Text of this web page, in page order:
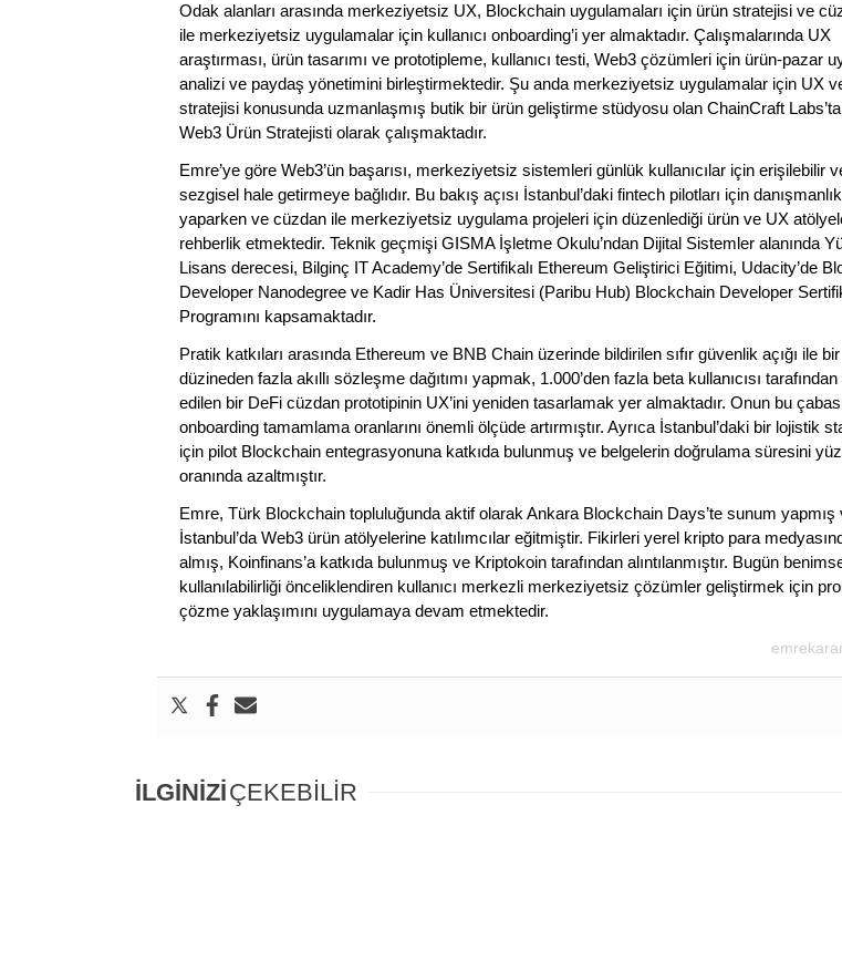
Odak alanları arasında merkeziyetsiz UX, Blockchain uygulamaları için ürün stratejisi ve
ile merkeziyetsiz uygulamalar için kullanıcı onboarding’i yer almaktadır. Çalışmalarında UX
araştırması, ürün tasarımı ve prototipleme, kullanıcı testi, Web3 çözümleri için ürün-pazar
analizi ve paydaş yönetimini birleştirmektedir. Şu anda merkeziyetsiz uygulamalar için UX
stratejisi konusunda uzmanlaşmış butik bir ürün geliştirme stüdyosu olan ChainCraft Labs’ta
Web3 Ürün Stratejisti olarak çalışmaktadır.
Emre’ye göre Web3’ün başarısı, merkeziyetsiz sistemleri günlük kullanıcılar için erişilebilir
sezgisel hale getirmeye bağlıdır. Bu bakış açısı İstanbul’daki fintech pilotları için danışmanlık
yaparken ve cüzdan ile merkeziyetsiz uygulama projeleri için düzenlediği ürün ve UX
rehberlik etmektedir. Teknik geçmişi GISMA İşletme Okulu’ndan Dijital Sistemler alanında
Lisans derecesi, Bilginç IT Academy’de Sertifikalı Ethereum Geliştirici Eğitimi, Udacity’de
Developer Nanodegree ve Kadir Has Üniversitesi (Paribu Hub) Blockchain Developer
Programını kapsamaktadır.
Pratik katkıları arasında Ethereum ve BNB Chain üzerinde bildirilen sıfır güvenlik açığı ile bir
düzineden fazla akıllı sözleşme dağıtımı yapmak, 1.000’den fazla beta kullanıcısı
edilen bir DeFi cüzdan prototipinin UX’ini yeniden tasarlamak yer almaktadır. Onun bu
onboarding tamamlama oranlarını önemli ölçüde artırmıştır. Ayrıca İstanbul’daki bir lojistik
için pilot Blockchain entegrasyonuna katkıda bulunmuş ve belgelerin doğrulama süresini
oranında azaltmıştır.
Emre, Türk Blockchain topluluğunda aktif olarak Ankara Blockchain Days’te sunum yapmış
İstanbul’da Web3 ürün atölyelerine katılımcılar eğitmiştir. Fikirleri yerel kripto para
almış, Koinfinans’a katkıda bulunmuş ve Kriptokoin tarafından alıntılanmıştır. Bugün
kullanılabilirliği önceliklendiren kullanıcı merkezli merkeziyetsiz çözümler geliştirmek için
çözme yaklaşımını uygulamaya devam etmektedir.
İLGİNİZİÇEKEBİLİR